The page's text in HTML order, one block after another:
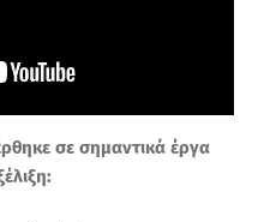
σε σημαντικά έργα